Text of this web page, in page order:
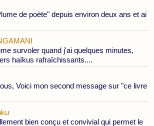
de poète" depuis environ deux ans et ai
survoler quand j'ai quelques minutes,
haïkus rafraîchissants....
Voici mon second message sur "ce livre
bien conçu et convivial qui permet le